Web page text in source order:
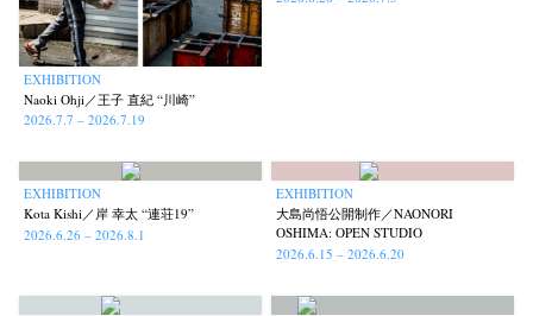
EXHIBITION
Naoki Ohji／王子 直紀 “川崎”
2026.7.7 – 2026.7.19
EXHIBITION
Kota Kishi／岸 幸太 “連荘19”
2026.6.26 – 2026.8.1
EXHIBITION
大島尚悟公開制作／NAONORI
OSHIMA: OPEN STUDIO
2026.6.15 – 2026.6.20